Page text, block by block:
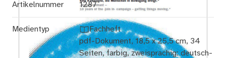
Artikelnummer 1287
Medientyp
Fachheft
pdf-Dokument, 18,5 x 25,5 cm, 34
Seiten, farbig, zweisprachig: deutsch-